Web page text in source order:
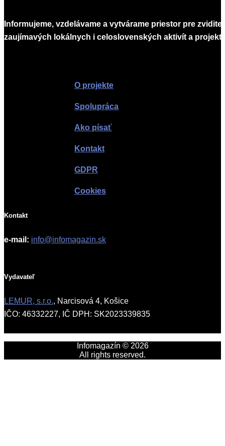
Informujeme, vzdelávame a vytvárame priestor pre
zaujímavých lokálnych i celoslovenských aktivít a
O projekte
Spolupráca
Ako písať
Kontakt
GDPR
Cookies
Kontakt
e-mail: info@infomagazin.sk
Vydavateľ
LEMUR, s.r.o., Narcisová 4, Košice
IČO: 46332227, IČ DPH: SK2023339835
Infomagazín © 2026
All rights reserved.